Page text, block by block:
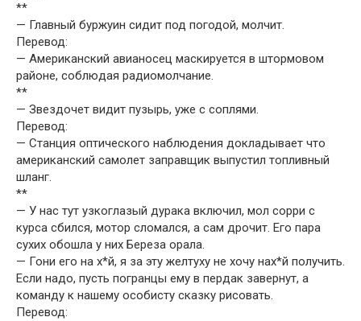
**
— Главный буржуин сидит под погодой, молчит.
Перевод:
— Американский авианосец маскируется в штормовом
районе, соблюдая радиомолчание.
**
— Звездочет видит пузырь, уже с соплями.
Перевод:
— Станция оптического наблюдения докладывает что
американский самолет заправщик выпустил топливный
шланг.
**
— У нас тут узкоглазый дурака включил, мол сорри с
курса сбился, мотор сломался, а сам дрочит. Его пара
сухих обошла у них Береза орала.
— Гони его на х*й, я за эту желтуху не хочу нах*й получить.
Если надо, пусть погранцы ему в пердак завернут, а
команду к нашему особисту сказку рисовать.
Перевод: